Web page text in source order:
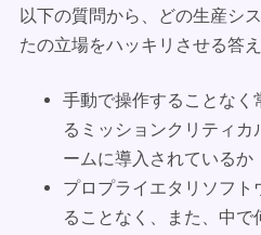
以下の質問から、どの生産シ
たの立場をハッキリさせる答
手動で操作することな
るミッションクリティ
ームに導入されているか
プロプライエタリソフ
ることなく、また、中